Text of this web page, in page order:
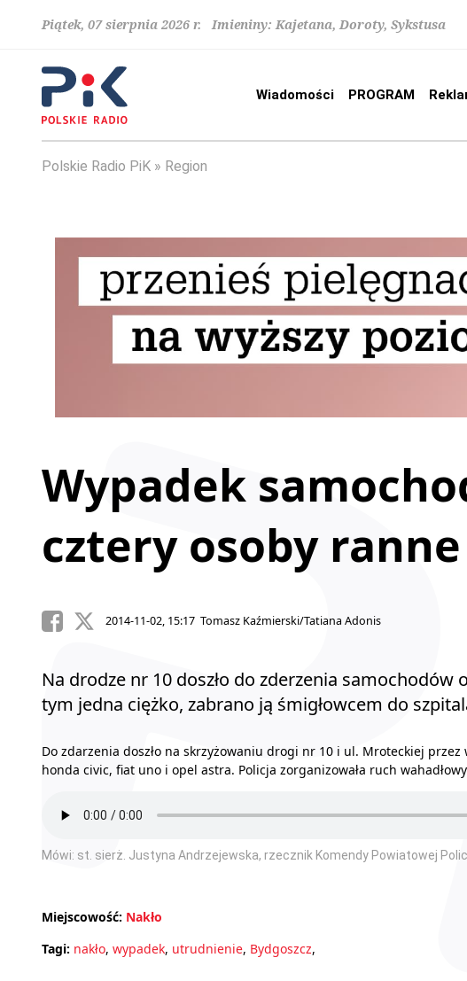
Piątek, 07 sierpnia 2026 r. Imieniny: Kajetana, Doroty, Sykstusa
Wiadomości PROGRAM
Polskie Radio PiK Region
Wypadek
cztery osoby ranne
2014-11-02, 15:17 Tomasz Kaźmierski/Tatiana Adonis
Na drodze nr 10 doszło do zderzenia
tym jedna ciężko, zabrano ją śmigłowcem do
Do zdarzenia doszło na skrzyżowaniu drogi nr 10 i ul. Mroteckiej
honda civic, fiat uno i opel astra. Policja zorganizowała ruch
Mówi: st. sierż. Justyna Andrzejewska, rzecznik Komendy Powiatowej
Miejscowość: Nakło
Tagi: nakło, wypadek, utrudnienie, Bydgoszcz,